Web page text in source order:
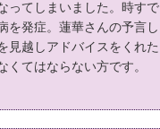
ってしまいました。時すで
を発症。蓮華さんの予言し
見越しアドバイスをくれた
てはならない方です。